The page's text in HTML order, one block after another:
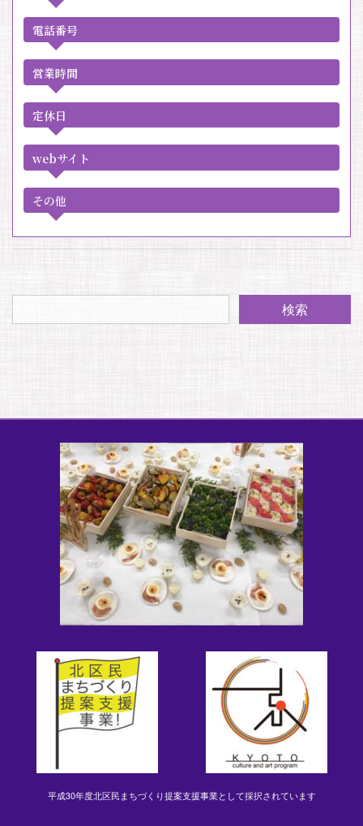
電話番号
営業時間
定休日
webサイト
その他
平成30年度北区民まちづくり提案支援事業として採択されています